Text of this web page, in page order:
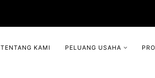
TENTANG KAMI PELUANG USAHA